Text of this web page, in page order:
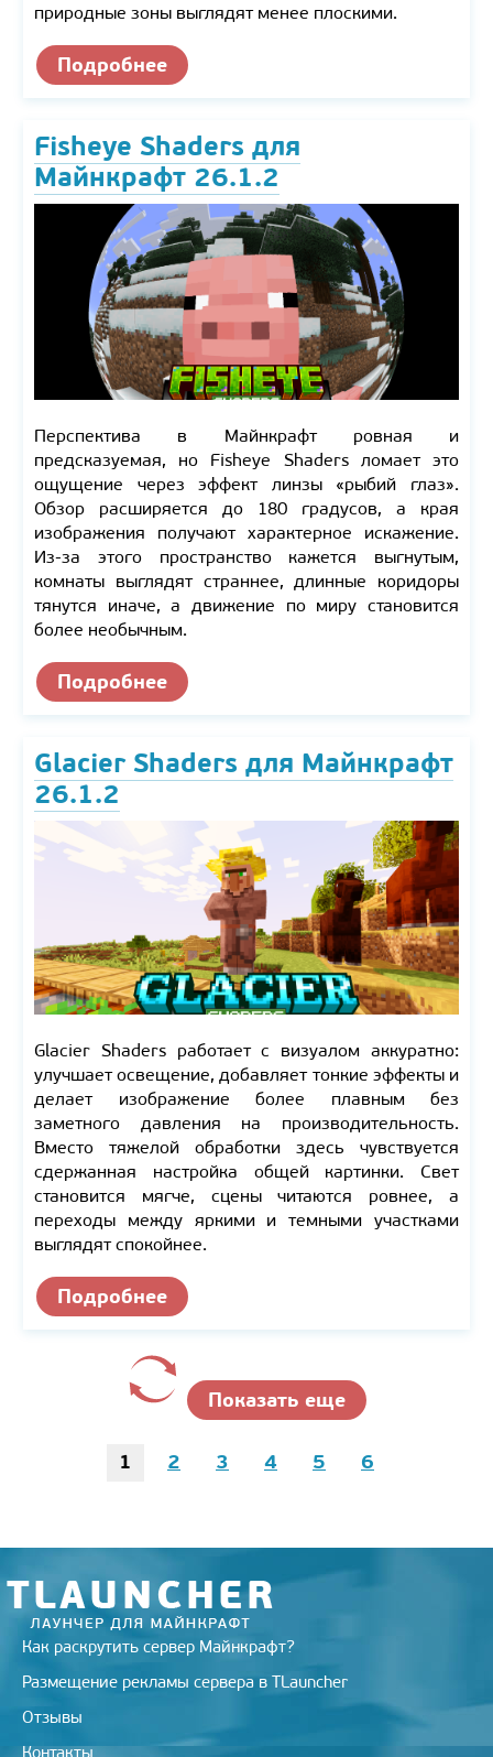
природные зоны выглядят менее плоскими.
Подробнее
Fisheye Shaders для
Майнкрафт 26.1.2
Перспектива в Майнкрафт ровная и
предсказуемая, но Fisheye Shaders ломает это
ощущение через эффект линзы «рыбий глаз».
Обзор расширяется до 180 градусов, а края
изображения получают характерное искажение.
Из-за этого пространство кажется выгнутым,
комнаты выглядят страннее, длинные коридоры
тянутся иначе, а движение по миру становится
более необычным.
Подробнее
Glacier Shaders для Майнкрафт
26.1.2
Glacier Shaders работает с визуалом аккуратно:
улучшает освещение, добавляет тонкие эффекты и
делает изображение более плавным без
заметного давления на производительность.
Вместо тяжелой обработки здесь чувствуется
сдержанная настройка общей картинки. Свет
становится мягче, сцены читаются ровнее, а
переходы между яркими и темными участками
выглядят спокойнее.
Подробнее
Показать еще
1 2 3 4 5 6
Как раскрутить сервер Майнкрафт?
Размещение рекламы сервера в TLauncher
Отзывы
Контакты